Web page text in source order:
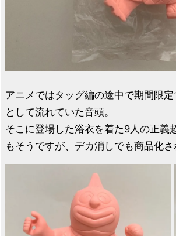
アニメではタッグ編の途中で期間限
として流れていた音頭。
そこに登場した浴衣を着た9人の正義
もそうですが、デカ消しでも商品化さ